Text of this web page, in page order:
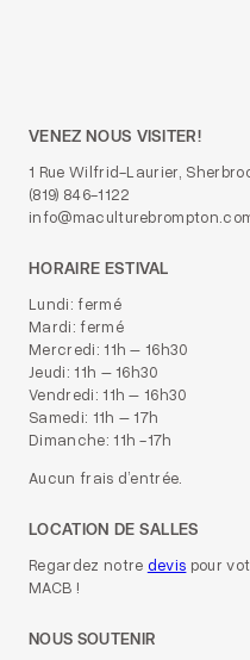
VENEZ NOUS VISITER!
1 Rue Wilfrid-Laurier,
(819) 846-1122
HORAIRE ESTIVAL
Lundi: fermé
Mardi: fermé
Mercredi: 11h – 16h30
Jeudi: 11h – 16h30
Vendredi: 11h – 16h30
Samedi: 11h – 17h
Dimanche: 11h -17h
Aucun frais d’entrée.
LOCATION DE SALLES
Regardez notre devis pour
MACB !
NOUS SOUTENIR